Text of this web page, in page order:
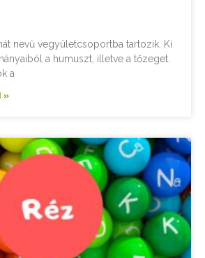
nevű vegyületcsoportba tartozik. Ki
a humuszt, illetve a tőzeget.
a
»